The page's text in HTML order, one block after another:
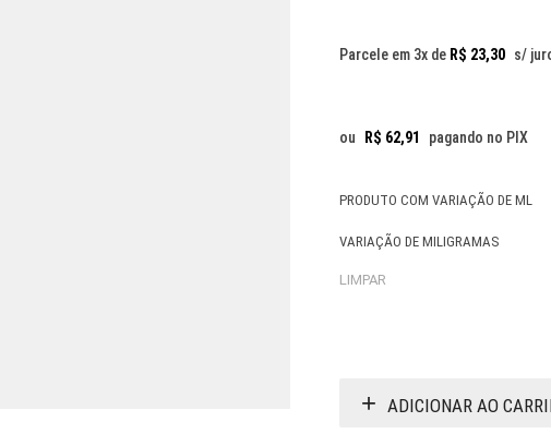
Parcele em 3x de R$ 23,30 s/
ou R$ 62,91 pagando no PIX
PRODUTO COM VARIAÇÃO DE ML
VARIAÇÃO DE MILIGRAMAS
LIMPAR
ADICIONAR AO